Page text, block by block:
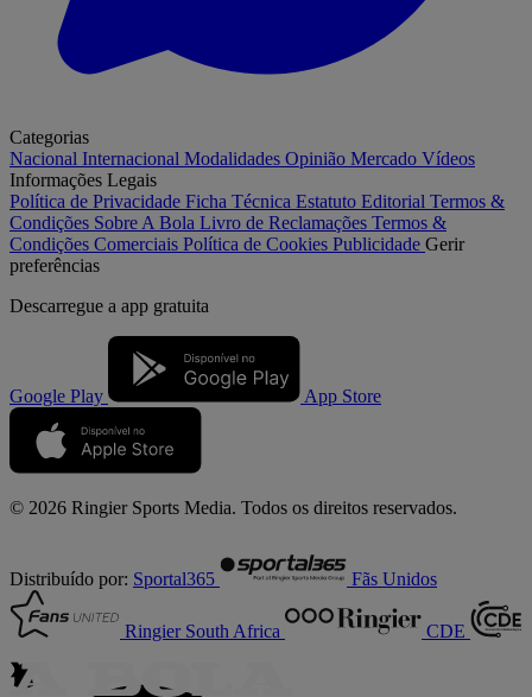
Categorias
Nacional Internacional Modalidades Opinião Mercado Vídeos
Informações Legais
Política de Privacidade Ficha Técnica Estatuto Editorial Termos &
Condições Sobre A Bola Livro de Reclamações Termos &
Condições Comerciais Política de Cookies Publicidade Gerir
preferências
Descarregue a app gratuita
Google Play App Store
© 2026 Ringier Sports Media. Todos os direitos reservados.
Distribuído por: Sportal365 Fãs Unidos
Ringier South Africa CDE